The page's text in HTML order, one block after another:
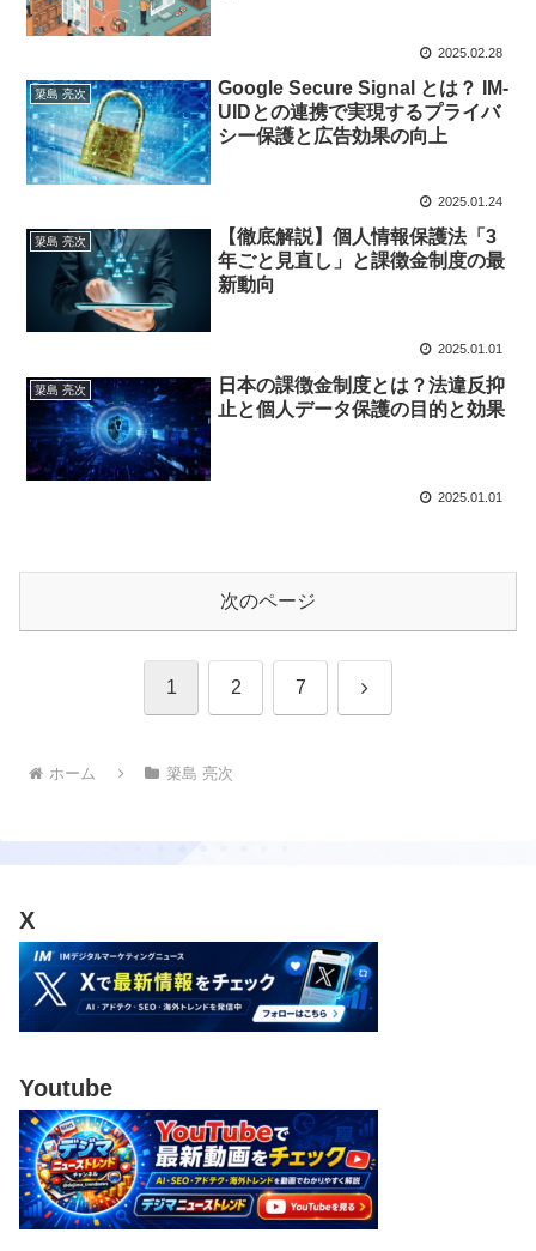
2025.02.28
簗島 亮次
Google Secure Signal とは？ IM-
UIDとの連携で実現するプライバ
シー保護と広告効果の向上
2025.01.24
簗島 亮次
【徹底解説】個人情報保護法「3
年ごと見直し」と課徴金制度の最
新動向
2025.01.01
簗島 亮次
日本の課徴金制度とは？法違反抑
止と個人データ保護の目的と効果
2025.01.01
次のページ
1 2 7 次
ホーム 簗島 亮次
X
Youtube